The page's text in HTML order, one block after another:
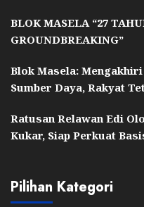
BLOK MASELA “27
GROUNDBREAKING”
Blok Masela:
Sumber Daya, Rakyat
Ratusan Relawan Edi
Kukar, Siap Perkuat
Pilihan Kategori